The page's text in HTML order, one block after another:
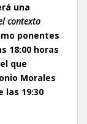
una
contexto
ponentes
18:00 horas
que
Morales
las 19:30